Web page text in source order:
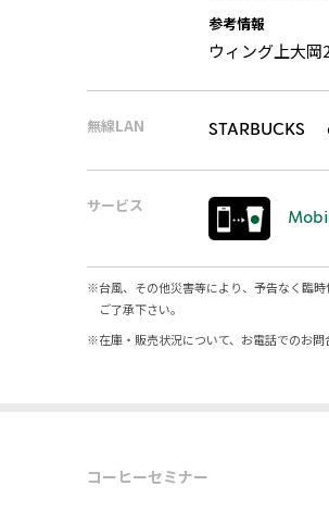
参考情報
ウィング上大岡
無線LAN
サービス
※台風、その他災害等により、予告なく臨
ご了承下さい。
※在庫・販売状況について、お電話でのお
コーヒーセミナー